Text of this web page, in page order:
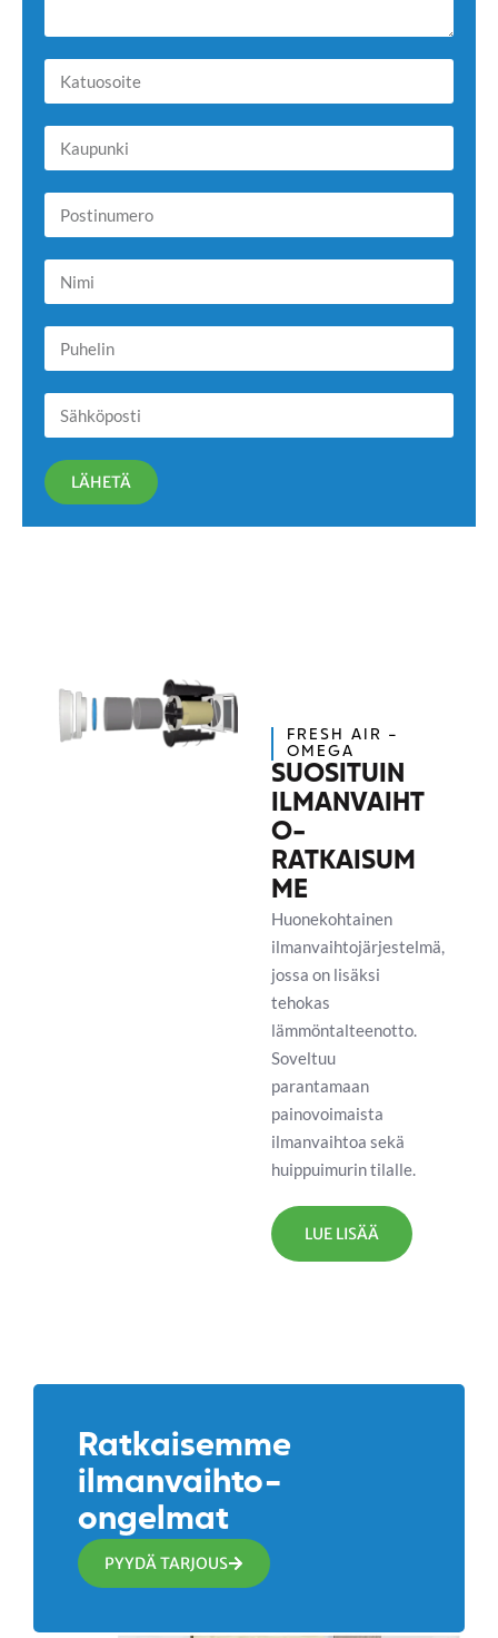
LÄHETÄ
FRESH AIR -
OMEGA
SUOSITUIN
ILMANVAIHT
O­
RATKAISUM
ME
Huonekohtainen
ilmanvaihtojärjestelmä,
jossa on lisäksi
tehokas
lämmöntalteenotto.
Soveltuu
parantamaan
painovoimaista
ilmanvaihtoa sekä
huippuimurin tilalle.
LUE LISÄÄ
Ratkaisemme
ilmanvaihto-
ongelmat
PYYDÄ TARJOUS